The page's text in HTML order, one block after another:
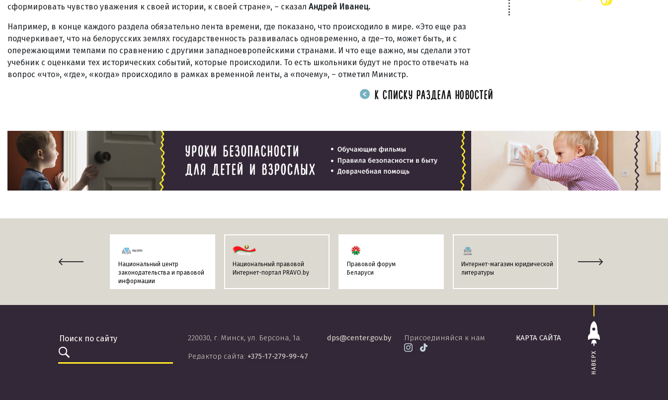
сформировать чувство уважения к своей истории, к своей стране», – сказал Андрей Иванец.
Например, в конце каждого раздела обязательно лента времени, где показано, что происходило в мире. «Это еще раз
подчеркивает, что на белорусских землях государственность развивалась одновременно, а где–то, может быть, и с
опережающими темпами по сравнению с другими западноевропейскими странами. И что еще важно, мы сделали этот
учебник с оценками тех исторических событий, которые происходили. То есть школьники будут не просто отвечать на
вопрос «что», «где», «когда» происходило в рамках временной ленты, а «почему», – отметил Министр.
К СПИСКУ РАЗДЕЛА НОВОСТЕЙ
Национальный центр
законодательства и правовой
информации
Национальный правовой
Интернет-портал PRAVO.by
Правовой форум
Беларуси
Интернет-магазин юридической
литературы
Информационно-поисковая
НАВЕРХ
КАРТА САЙТА
220030, г. Минск, ул. Берсона, 1а.
Редактор сайта: +375-17-279-99-47
dps@center.gov.by Присоединяйся к нам